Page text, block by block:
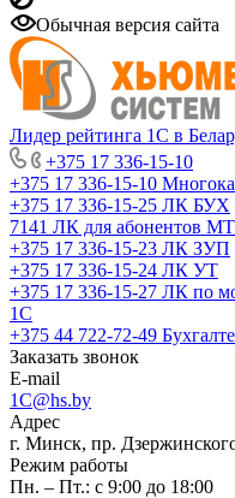
Обычная версия сайта
Лидер рейтинга 1С в
+375 17 336-15-10
+375 17 336-15-10
+375 17 336-15-25 ЛК БУХ
7141 ЛК для абонентов
+375 17 336-15-23 ЛК ЗУП
+375 17 336-15-24 ЛК УТ
+375 17 336-15-27 ЛК по
1С
+375 44 722-72-49
Заказать звонок
E-mail
1C@hs.by
Адрес
г. Минск, пр.
Режим работы
Пн. – Пт.: с 9:00 до 18:00